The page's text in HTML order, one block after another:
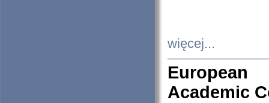
więcej...
European
Academic